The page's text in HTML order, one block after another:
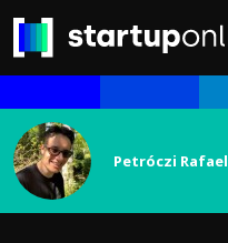
Petróczi Rafael